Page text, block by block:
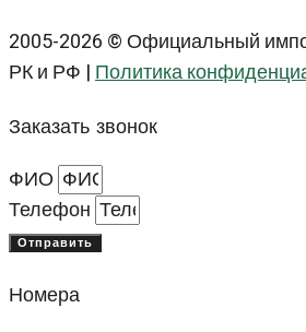
2005-2026 © Официальный
РК и РФ |Политика
Заказать звонок
ФИО
Телефон
Отправить
Номера